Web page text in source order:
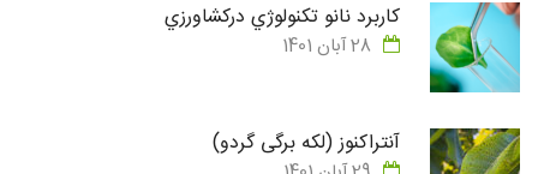
كاربرد نانو تكنولوژي دركشاورزي
28 آبان 1401
آنتراکنوز (لکه برگی گردو)